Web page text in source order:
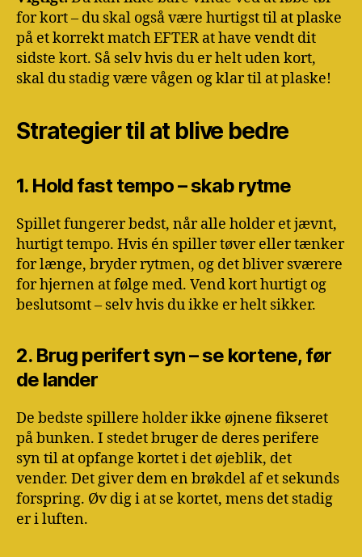
for kort – du skal også være hurtigst til at plaske
på et korrekt match EFTER at have vendt dit
sidste kort. Så selv hvis du er helt uden kort,
skal du stadig være vågen og klar til at plaske!
Strategier til at blive bedre
1. Hold fast tempo – skab rytme
Spillet fungerer bedst, når alle holder et jævnt,
hurtigt tempo. Hvis én spiller tøver eller tænker
for længe, bryder rytmen, og det bliver sværere
for hjernen at følge med. Vend kort hurtigt og
beslutsomt – selv hvis du ikke er helt sikker.
2. Brug perifert syn – se kortene, før
de lander
De bedste spillere holder ikke øjnene fikseret
på bunken. I stedet bruger de deres perifere
syn til at opfange kortet i det øjeblik, det
vender. Det giver dem en brøkdel af et sekunds
forspring. Øv dig i at se kortet, mens det stadig
er i luften.